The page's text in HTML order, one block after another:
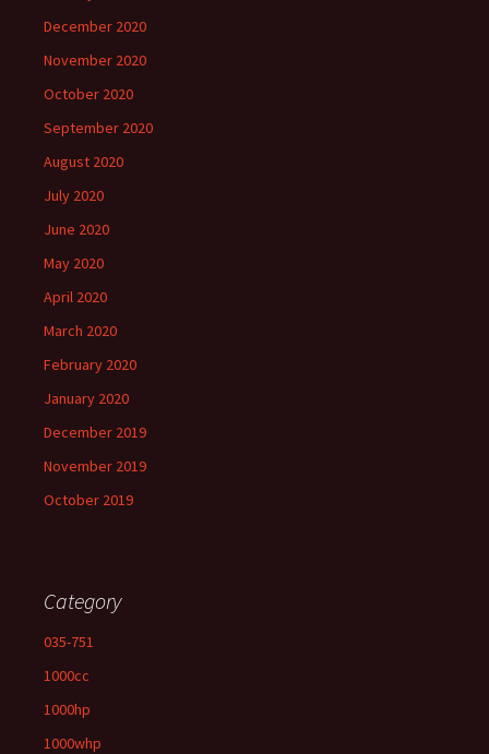
December 2020
November 2020
October 2020
September 2020
August 2020
July 2020
June 2020
May 2020
April 2020
March 2020
February 2020
January 2020
December 2019
November 2019
October 2019
Category
035-751
1000cc
1000hp
1000whp